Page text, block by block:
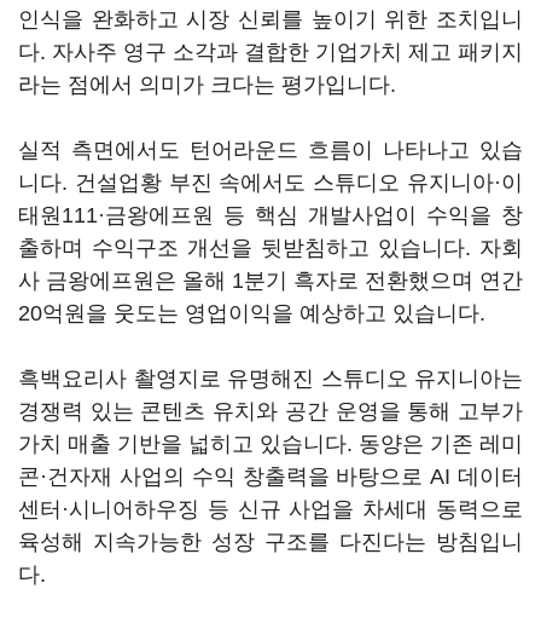
인식을 완화하고 시장 신뢰를 높이기 위한 조치입니
다. 자사주 영구 소각과 결합한 기업가치 제고 패키지
라는 점에서 의미가 크다는 평가입니다.
실적 측면에서도 턴어라운드 흐름이 나타나고 있습
니다. 건설업황 부진 속에서도 스튜디오 유지니아·이
태원111·금왕에프원 등 핵심 개발사업이 수익을 창
출하며 수익구조 개선을 뒷받침하고 있습니다. 자회
사 금왕에프원은 올해 1분기 흑자로 전환했으며 연간
20억원을 웃도는 영업이익을 예상하고 있습니다.
흑백요리사 촬영지로 유명해진 스튜디오 유지니아는
경쟁력 있는 콘텐츠 유치와 공간 운영을 통해 고부가
가치 매출 기반을 넓히고 있습니다. 동양은 기존 레미
콘·건자재 사업의 수익 창출력을 바탕으로 AI 데이터
센터·시니어하우징 등 신규 사업을 차세대 동력으로
육성해 지속가능한 성장 구조를 다진다는 방침입니
다.